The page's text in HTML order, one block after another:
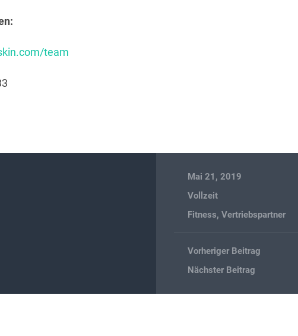
team
Mai 21, 2019
Vollzeit
Fitness,Vertriebspartner
Vorheriger Beitrag
Nächster Beitrag